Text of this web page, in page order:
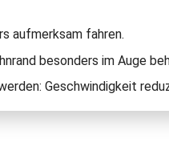
aufmerksam fahren.
besonders im Auge
Geschwindigkeit